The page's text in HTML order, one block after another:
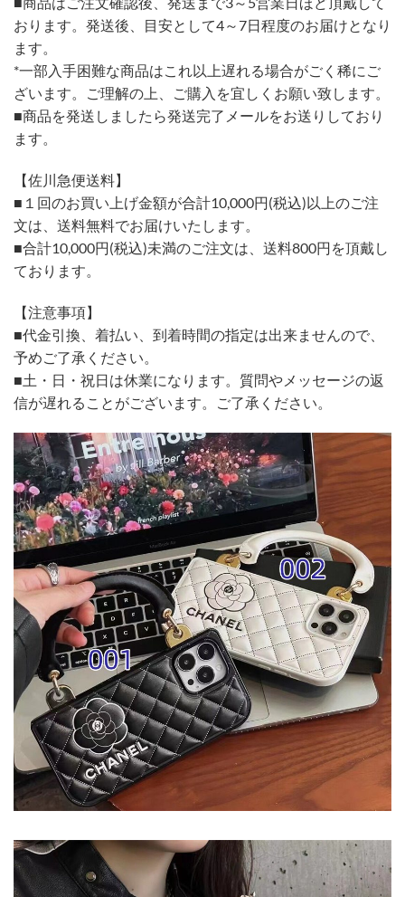
おります。発送後、目安として4～7日程度のお届けとなり
ます。
*一部入手困難な商品はこれ以上遅れる場合がごく稀にご
ざいます。ご理解の上、ご購入を宜しくお願い致します。
■商品を発送しましたら発送完了メールをお送りしており
ます。
【佐川急便送料】
■１回のお買い上げ金額が合計10,000円(税込)以上のご注
文は、送料無料でお届けいたします。
■合計10,000円(税込)未満のご注文は、送料800円を頂戴し
ております。
【注意事項】
■代金引換、着払い、到着時間の指定は出来ませんので、
予めご了承ください。
■土・日・祝日は休業になります。質問やメッセージの返
信が遅れることがございます。ご了承ください。